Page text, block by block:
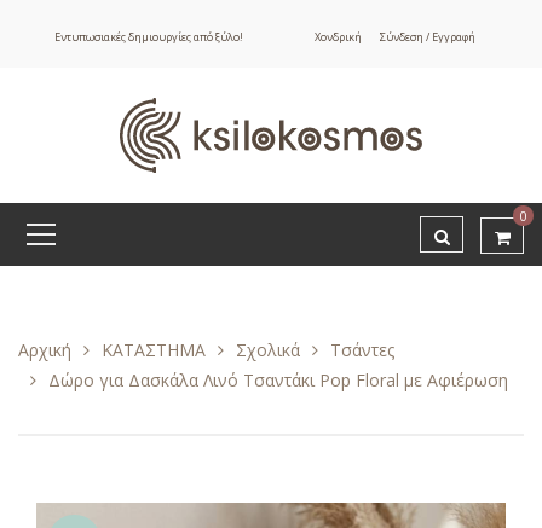
Εντυπωσιακές δημιουργίες από ξύλο! Χονδρική Σύνδεση / Εγγραφή
0
Αρχική ΚΑΤΑΣΤΗΜΑ Σχολικά
Τσάντες
Δώρο για Δασκάλα Λινό Τσαντάκι Pop Floral με Αφιέρωση